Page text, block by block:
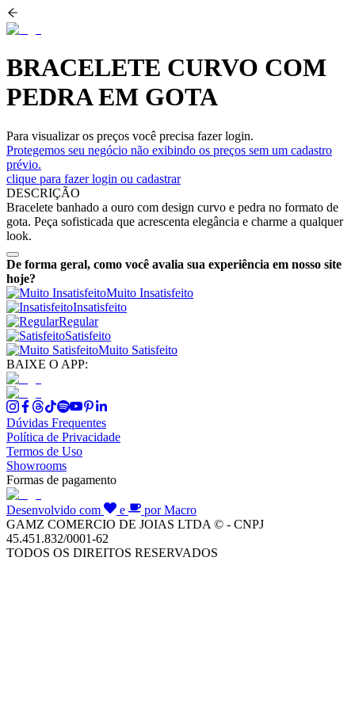
BRACELETE CURVO COM
PEDRA EM GOTA
Para visualizar os preços você precisa fazer login.
Protegemos seu negócio não exibindo os preços sem um cadastro
prévio.
clique para fazer login ou cadastrar
DESCRIÇÃO
Bracelete banhado a ouro com design curvo e pedra no formato de
gota. Peça sofisticada que acrescenta elegância e charme a qualquer
look.
De forma geral, como você avalia sua experiência em nosso site
hoje?
Muito Insatisfeito
Insatisfeito
Regular
Satisfeito
Muito Satisfeito
BAIXE O APP:
Dúvidas Frequentes
Política de Privacidade
Termos de Uso
Showrooms
Formas de pagamento
Desenvolvido com e
por Macro
GAMZ COMERCIO DE JOIAS LTDA © - CNPJ
45.451.832/0001-62
TODOS OS DIREITOS RESERVADOS